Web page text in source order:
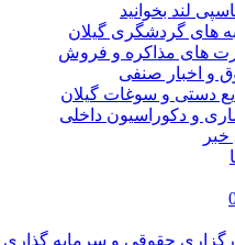
لند بخوانید
های گردشگری گیلان
های مذاکره و فروش
و اخبار صنفی
دستی و سوغات گیلان
و دکوراسیون داخلی
خبر